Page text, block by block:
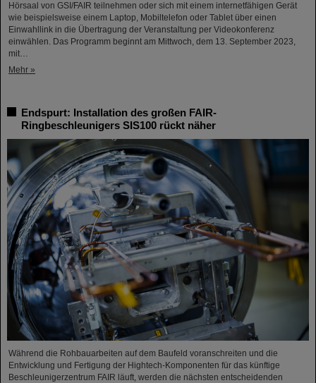
Hörsaal von GSI/FAIR teilnehmen oder sich mit einem internetfähigen Gerät
wie beispielsweise einem Laptop, Mobiltelefon oder Tablet über einen
Einwahllink in die Übertragung der Veranstaltung per Videokonferenz
einwählen. Das Programm beginnt am Mittwoch, dem 13. September 2023,
mit…
Mehr »
Endspurt: Installation des großen FAIR-
Ringbeschleunigers SIS100 rückt näher
Während die Rohbauarbeiten auf dem Baufeld voranschreiten und die
Entwicklung und Fertigung der Hightech-Komponenten für das künftige
Beschleunigerzentrum FAIR läuft, werden die nächsten entscheidenden